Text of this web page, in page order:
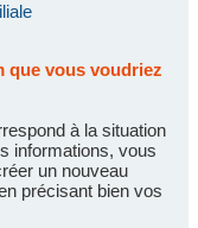
que vous voudriez
à la situation
informations, vous
un nouveau
précisant bien vos